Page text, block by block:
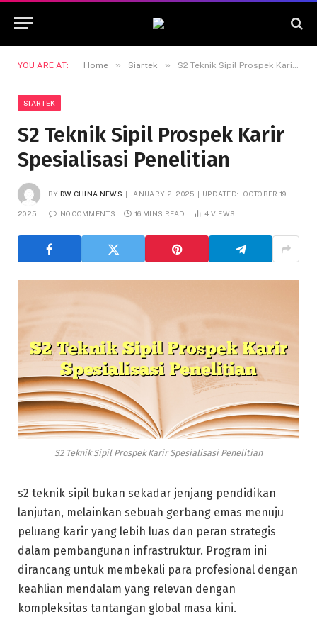
YOU ARE AT: Home » Siartek » S2 Teknik Sipil Prospek Karir Spesialisasi Penelitian
SIARTEK
S2 Teknik Sipil Prospek Karir
Spesialisasi Penelitian
BY DW CHINA NEWS JANUARY 2, 2025 UPDATED: OCTOBER 19,
2025 NO COMMENTS 16 MINS READ 4 VIEWS
S2 Teknik Sipil Prospek Karir Spesialisasi Penelitian
s2 teknik sipil bukan sekadar jenjang pendidikan
lanjutan, melainkan sebuah gerbang emas menuju
peluang karir yang lebih luas dan peran strategis
dalam pembangunan infrastruktur. Program ini
dirancang untuk membekali para profesional dengan
keahlian mendalam yang relevan dengan
kompleksitas tantangan global masa kini.